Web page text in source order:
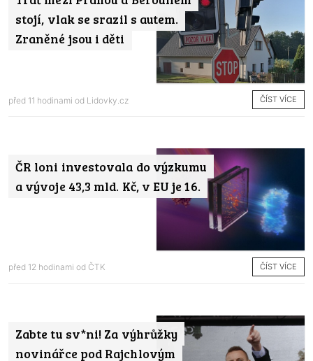
stojí, vlak se srazil s autem.
Zraněné jsou i děti
před 11 hodinami od Lidovky.cz ČÍST VÍCE
ČR loni investovala do výzkumu
a vývoje 43,3 mld. Kč, v EU je 16.
před 12 hodinami od ČTK ČÍST VÍCE
Zabte tu sv*ni! Za výhrůžky
novinářce pod Rajchlovým